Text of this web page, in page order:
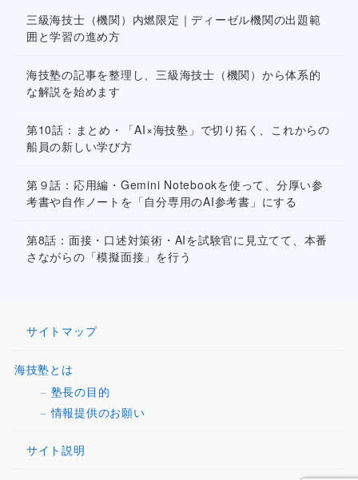
三級海技士（機関）内燃限定｜ディーゼル機関の出題範
囲と学習の進め方
海技塾の記事を整理し、三級海技士（機関）から体系的
な解説を始めます
第10話：まとめ・「AI×海技塾」で切り拓く、これからの
船員の新しい学び方
第９話：応用編・Gemini Notebookを使って、分厚い参
考書や自作ノートを「自分専用のAI参考書」にする
第8話：面接・口述対策術・AIを試験官に見立てて、本番
さながらの「模擬面接」を行う
サイトマップ
海技塾とは
塾長の目的
情報提供のお願い
サイト説明